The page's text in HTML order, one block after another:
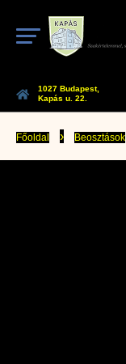
1027 Budapest,
Kapás u. 22.
Főoldal › Beosztások